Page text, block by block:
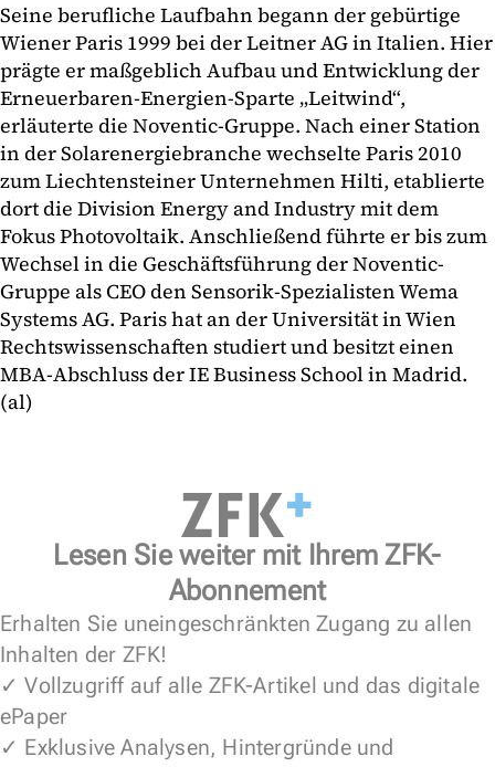
Seine berufliche Laufbahn begann der gebürtige
Wiener Paris 1999 bei der Leitner AG in Italien. Hier
prägte er maßgeblich Aufbau und Entwicklung der
Erneuerbaren-Energien-Sparte „Leitwind“,
erläuterte die Noventic-Gruppe. Nach einer Station
in der Solarenergiebranche wechselte Paris 2010
zum Liechtensteiner Unternehmen Hilti, etablierte
dort die Division Energy and Industry mit dem
Fokus Photovoltaik. Anschließend führte er bis zum
Wechsel in die Geschäftsführung der Noventic-
Gruppe als CEO den Sensorik-Spezialisten Wema
Systems AG. Paris hat an der Universität in Wien
Rechtswissenschaften studiert und besitzt einen
MBA-Abschluss der IE Business School in Madrid.
(al)
Lesen Sie weiter mit Ihrem ZFK-
Abonnement
Erhalten Sie uneingeschränkten Zugang zu allen
Inhalten der ZFK!
✓ Vollzugriff auf alle ZFK-Artikel und das digitale
ePaper
✓ Exklusive Analysen, Hintergründe und